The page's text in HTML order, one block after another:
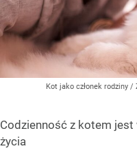
Kot jako członek rodziny /
Codzienność z kotem
życia